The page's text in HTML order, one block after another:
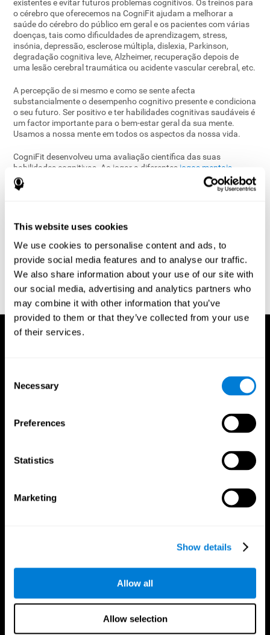
This website uses cookies
We use cookies to personalise content and ads, to
provide social media features and to analyse our traffic.
We also share information about your use of our site with
our social media, advertising and analytics partners who
may combine it with other information that you’ve
provided to them or that they’ve collected from your use
of their services.
Selection
Necessary
Preferences
Statistics
Marketing
Show details
Allow all
Allow selection
existentes e evitar futuros problemas cognitivos. Os treinos para
o cérebro que oferecemos na CogniFit ajudam a melhorar a
saúde do cérebro do público em geral e os pacientes com várias
doenças, tais como dificuldades de aprendizagem, stress,
insónia, depressão, esclerose múltipla, dislexia, Parkinson,
degradação cognitiva leve, Alzheimer, recuperação depois de
uma lesão cerebral traumática ou acidente vascular cerebral, etc.
A percepção de si mesmo e como se sente afecta
substancialmente o desempenho cognitivo presente e condiciona
o seu futuro. Ser positivo e ter habilidades cognitivas saudáveis ​​é
um factor importante para o bem-estar geral da sua mente.
Usamos a nossa mente em todos os aspectos da nossa vida.
CogniFit desenvolveu uma avaliação científica das suas
habilidades cognitivas. Ao jogar a diferentes jogos mentais
descobrirá o seu estado cognitivo. Usando a sua base de dados
cognitivos, CogniFit entende qual é a sua situação e te oferece
Você é único e merece um treinamento adaptado as suas
CogniFit cria automaticamente um treinamento personalizado
para você. As tarefas selecionadas e o seu nível de dificuldade
são alterados dinamicamente se baseando nas suas
necessidades.
CogniFit Aplicação